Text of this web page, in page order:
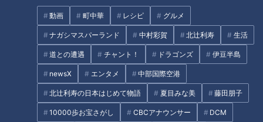
動画 町中華 レシピ グルメ
ナガシマスパーランド 中村彩賀 北辻利寿 生活
道との遭遇 チャント！ ドラゴンズ 伊豆半島
newsX エンタメ 中部国際空港
北辻利寿の日本はじめて物語 夏目みな美 藤田朋子
10000歩お宝さがし CBCアナウンサー DCM
名で活動しており、中でも凄い部員は3年生の松田くん。昨年
3月の全国選抜大会に、8月のインターハイ、10月の国体と高
校生の全国大会で三冠を達成した日本一の高校生です。階級は
「61キロ級」で、種目の「スナッチ」では106キロ、「クリー
ン＆ジャーク」では137キロを持ち上げたという凄い記録の持
ち主なのです。
そこで、トレーニングマニアの野田が、恒例の筋肉チェック！